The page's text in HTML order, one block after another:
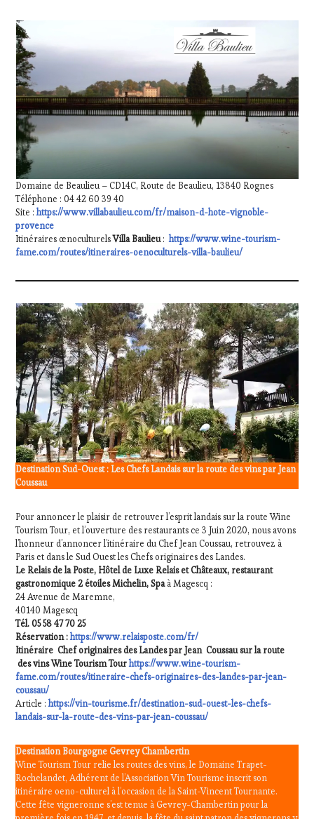
Domaine de Beaulieu – CD14C, Route de Beaulieu, 13840 Rognes
Téléphone : 04 42 60 39 40
Site :https://www.villabaulieu.com/fr/maison-d-hote-vignoble-
provence
Itinéraires œnoculturelsVilla Baulieu:https://www.wine-tourism-
fame.com/routes/itineraires-oenoculturels-villa-baulieu/
Destination Sud-Ouest : Les Chefs Landais sur la route des vins par Jean
Coussau
Pour annoncer le plaisir de retrouver l’esprit landais sur la route Wine
Tourism Tour, et l’ouverture des restaurants ce 3 Juin 2020, nous avons
l’honneur d’annoncer l’itinéraire du Chef Jean Coussau, retrouvez à
Paris et dans le Sud Ouest les Chefs originaires des Landes.
Le Relais de la Poste, Hôtel de Luxe Relais et Châteaux, restaurant
gastronomique 2 étoiles Michelin, Spaà Magescq :
24 Avenue de Maremne,
40140 Magescq
Tél. 05 58 47 70 25
Réservation :https://www.relaisposte.com/fr/
Itinéraire Chef originaires des Landes par Jean Coussau sur la route
des vins Wine Tourism Tourhttps://www.wine-tourism-
fame.com/routes/itineraire-chefs-originaires-des-landes-par-jean-
coussau/
Article :https://vin-tourisme.fr/destination-sud-ouest-les-chefs-
landais-sur-la-route-des-vins-par-jean-coussau/
Destination Bourgogne Gevrey Chambertin
Wine Tourism Tour relie les routes des vins, le Domaine Trapet-
Rochelandet, Adhérent de l’Association Vin Tourisme inscrit son
itinéraire oeno-culturel à l’occasion de la Saint-Vincent Tournante.
Cette fête vigneronne s’est tenue à Gevrey-Chambertin pour la